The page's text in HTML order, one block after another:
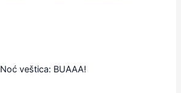
Noć veštica: BUAAA!